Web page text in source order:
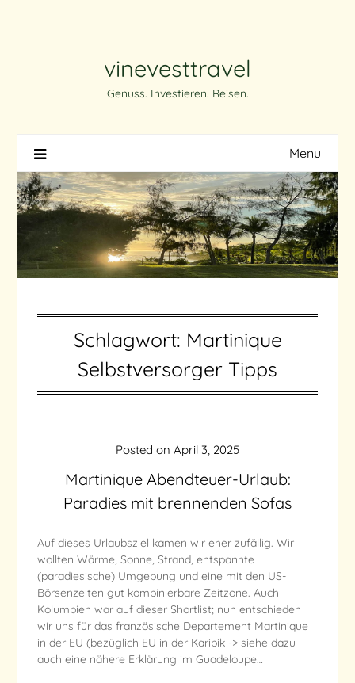
vinevesttravel
Genuss. Investieren. Reisen.
Menu
Schlagwort: Martinique
Selbstversorger Tipps
Martinique Abendteuer-Urlaub:
Paradies mit brennenden Sofas
Posted on April 3, 2025
Auf dieses Urlaubsziel kamen wir eher zufällig. Wir
wollten Wärme, Sonne, Strand, entspannte
(paradiesische) Umgebung und eine mit den US-
Börsenzeiten gut kombinierbare Zeitzone. Auch
Kolumbien war auf dieser Shortlist; nun entschieden
wir uns für das französische Departement Martinique
in der EU (bezüglich EU in der Karibik -> siehe dazu
auch eine nähere Erklärung im Guadeloupe…